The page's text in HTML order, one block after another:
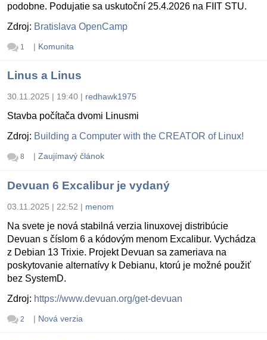
podobne. Podujatie sa uskutoční 25.4.2026 na FIIT STU.
Zdroj: Bratislava OpenCamp
1 | Komunita
Linus a Linus
30.11.2025 | 19:40 | redhawk1975
Stavba počítača dvomi Linusmi
Zdroj: Building a Computer with the CREATOR of Linux!
8 | Zaujímavý článok
Devuan 6 Excalibur je vydaný
03.11.2025 | 22:52 | menom
Na svete je nová stabilná verzia linuxovej distribúcie
Devuan s číslom 6 a kódovým menom Excalibur. Vychádza
z Debian 13 Trixie. Projekt Devuan sa zameriava na
poskytovanie alternatívy k Debianu, ktorú je možné použiť
bez SystemD.
Zdroj: https://www.devuan.org/get-devuan
2 | Nová verzia